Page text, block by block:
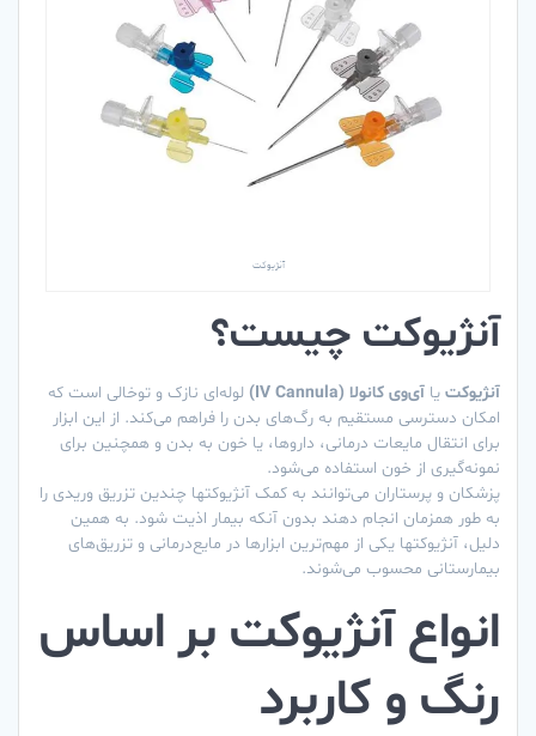
آنژیوکت
آنژیوکت چیست؟
آنژیوکت یا آی‌وی کانولا (IV Cannula)
لوله‌ای نازک و توخالی است که
امکان دسترسی مستقیم به رگ‌های بدن را فراهم می‌کند. از این ابزار
برای انتقال مایعات درمانی، داروها، یا خون به بدن و همچنین برای
نمونه‌گیری از خون استفاده می‌شود.
پزشکان و پرستاران می‌توانند به کمک آنژیوکتها چندین تزریق وریدی را
به طور همزمان انجام دهند بدون آنکه بیمار اذیت شود. به همین
دلیل، آنژیوکتها یکی از مهم‌ترین ابزارها در مایع‌درمانی و تزریق‌های
بیمارستانی محسوب می‌شوند.
انواع آنژیوکت بر اساس
رنگ و کاربرد